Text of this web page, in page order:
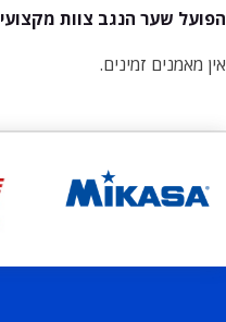
הפועל שער הנגב צוות מקצועי
אין מאמנים זמינים.